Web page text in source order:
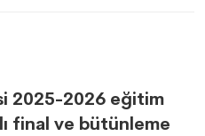
2025-2026 eğitim
final ve bütünleme